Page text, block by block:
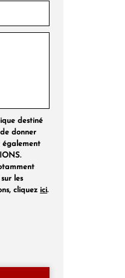
destiné
donner
également
les
cliquez ici.